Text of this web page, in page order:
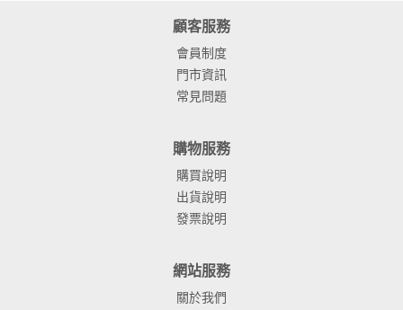
顧客服務
會員制度
門市資訊
常見問題
購物服務
購買說明
出貨說明
發票說明
網站服務
關於我們